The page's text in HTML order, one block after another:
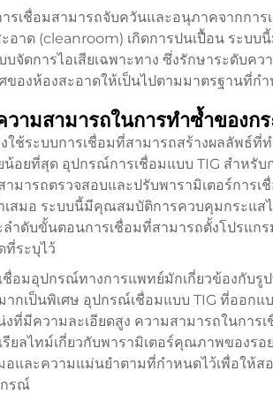
เชื่อมสามารถจับควันและอนุภาคจากการ
าด (cleanroom) เกิดการปนเปื้อน ระบบ
จัดการไอเสียเฉพาะทาง ซึ่งรักษาระดับค
องห้องสะอาดให้เป็นไปตามมาตรฐานที่ก
ามสามารถในการทำซ้ำของก
ช้ระบบการเชื่อมที่สามารถสร้างผลลัพธ์ที่
อยที่สุด อุปกรณ์การเชื่อมแบบ TIG สำหรับ
ารถตรวจสอบและปรับพารามิเตอร์การเชื่
สมอ ระบบนี้มีคุณสมบัติการควบคุมกระแส
ำดับขั้นตอนการเชื่อมที่สามารถตั้งโปรแก
ระบุไว้
อมอุปกรณ์ทางการแพทย์มักเกี่ยวข้องกับรูป
กเป็นพิเศษ อุปกรณ์เชื่อมแบบ TIG ที่ออกแ
ที่มีความละเอียดสูง ความสามารถในการ
ยลไทม์เกี่ยวกับพารามิเตอร์คุณภาพของร
อและความแม่นยำตามที่กำหนดไว้เพื่อให้
กรณ์